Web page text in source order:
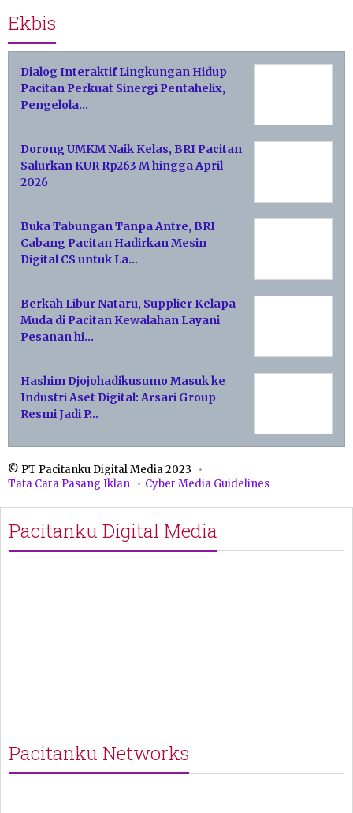
Ekbis
Dialog Interaktif Lingkungan Hidup
Pacitan Perkuat Sinergi Pentahelix,
Pengelola…
Dorong UMKM Naik Kelas, BRI Pacitan
Salurkan KUR Rp263 M hingga April
2026
Buka Tabungan Tanpa Antre, BRI
Cabang Pacitan Hadirkan Mesin
Digital CS untuk La…
Berkah Libur Nataru, Supplier Kelapa
Muda di Pacitan Kewalahan Layani
Pesanan hi…
Hashim Djojohadikusumo Masuk ke
Industri Aset Digital: Arsari Group
Resmi Jadi P…
© PT Pacitanku Digital Media 2023
Tata Cara Pasang Iklan
Cyber Media Guidelines
Pacitanku Digital Media
Pacitanku Networks